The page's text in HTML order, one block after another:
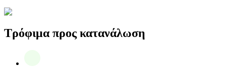
Τρόφιμα προς κατανάλωση